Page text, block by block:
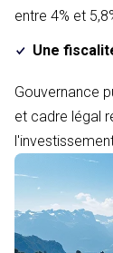
entre 4% et
Une
Gouvernance
et cadre légal